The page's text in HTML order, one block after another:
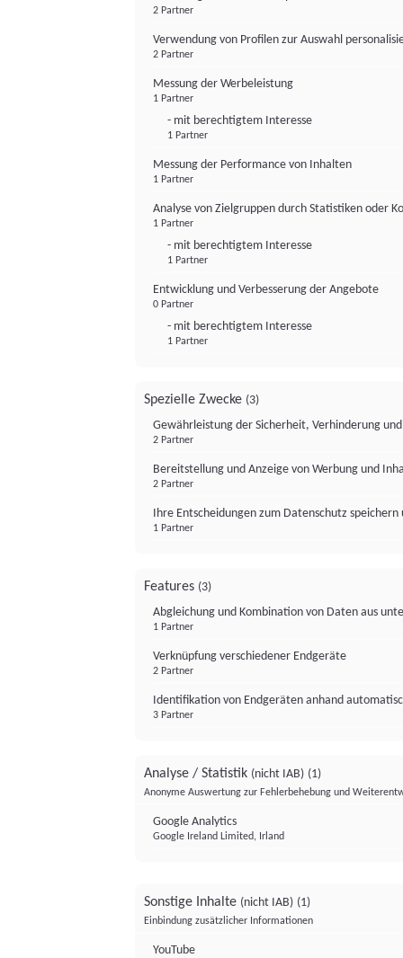
2 Partner
Verwendung von Profilen zur Auswahl
2 Partner
Messung der Werbeleistung
1 Partner
- mit berechtigtem Interesse
1 Partner
Messung der Performance von Inhalten
1 Partner
Analyse von Zielgruppen durch Statistiken oder
1 Partner
- mit berechtigtem Interesse
1 Partner
Entwicklung und Verbesserung der Angebote
0 Partner
- mit berechtigtem Interesse
1 Partner
Spezielle Zwecke (3)
Gewährleistung der Sicherheit, Verhinderung
2 Partner
Bereitstellung und Anzeige von Werbung und
2 Partner
Ihre Entscheidungen zum Datenschutz
1 Partner
Features (3)
Abgleichung und Kombination von Daten aus
1 Partner
Verknüpfung verschiedener Endgeräte
2 Partner
Identifikation von Endgeräten anhand
3 Partner
Analyse / Statistik (nicht IAB) (1)
Anonyme Auswertung zur Fehlerbehebung und
Google Analytics
Google Ireland Limited, Irland
Sonstige Inhalte (nicht IAB) (1)
Einbindung zusätzlicher Informationen
YouTube